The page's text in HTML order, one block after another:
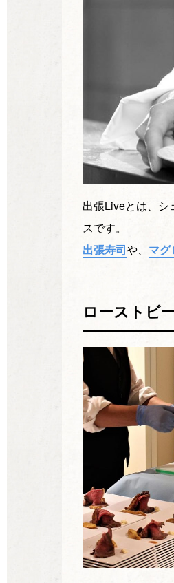
出張Liveとは、
スです。
出張寿司や、 マ
ローストビ